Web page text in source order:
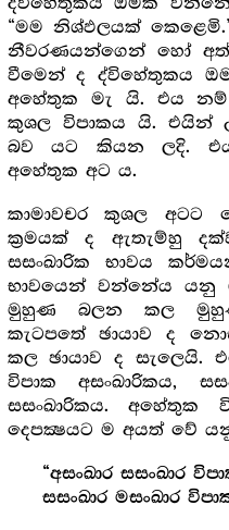
ද්විහේතුකය ඔමක
“මම නිශ්ඵලයක්
නීවරණයන්ගෙන් හෝ
වීමෙන් ද ද්විහේතුකය
අහේතුක මැ යි. එය
කුශල විපාකය යි. එයින්
බව යට කියන ලදි.
අහේතුක අට ය.
කාමාවචර කුශල අටට
ක්‍රමයක් ද ඇතැම්හු
සසංඛාරික භාවය
භාවයෙන් වන්නේය යනු
මුහුණ බලන කල
කැටපතේ ඡායාව ද
කල ඡායාව ද සැලෙයි.
විපාක අසංඛාරිකය,
සසංඛාරිකය. අහේතුක
දෙපක්‍ෂයට ම අයත් වේ
“අසංඛාර සසංඛාර
සසංඛාර මසංඛාර